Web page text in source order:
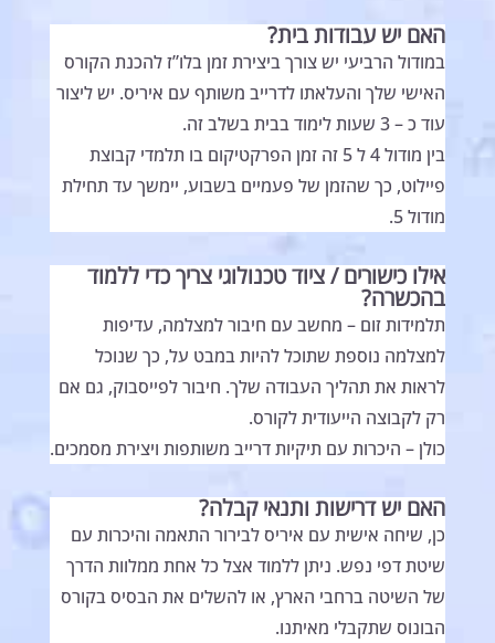
האם יש עבודות בית?
במודול הרביעי יש צורך ביצירת זמן בלו”ז להכנת הקורס
האישי שלך והעלאתו לדרייב משותף עם איריס. יש ליצור
עוד כ – 3 שעות לימוד בבית בשלב זה.
בין מודול 4 ל 5 זה זמן הפרקטיקום בו תלמדי קבוצת
פיילוט, כך שהזמן של פעמיים בשבוע, יימשך עד תחילת
מודול 5.
אילו כישורים / ציוד טכנולוגי צריך כדי ללמוד
בהכשרה?
תלמידות זום – מחשב עם חיבור למצלמה, עדיפות
למצלמה נוספת שתוכל להיות במבט על, כך שנוכל
לראות את תהליך העבודה שלך. חיבור לפייסבוק, גם אם
רק לקבוצה הייעודית לקורס.
כולן – היכרות עם תיקיות דרייב משותפות ויצירת מסמכים.
האם יש דרישות ותנאי קבלה?
כן, שיחה אישית עם איריס לבירור התאמה והיכרות עם
שיטת דפי נפש. ניתן ללמוד אצל כל אחת ממלוות הדרך
של השיטה ברחבי הארץ, או להשלים את הבסיס בקורס
הבונוס שתקבלי מאיתנו.